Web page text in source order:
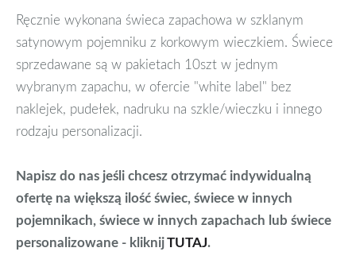
Ręcznie wykonana świeca zapachowa w szklanym
satynowym pojemniku z korkowym wieczkiem. Świece
sprzedawane są w pakietach 10szt w jednym
wybranym zapachu, w ofercie "white label" bez
naklejek, pudełek, nadruku na szkle/wieczku i innego
rodzaju personalizacji.
Napisz do nas jeśli chcesz otrzymać indywidualną
ofertę na większą ilość świec, świece w innych
pojemnikach, świece w innych zapachach lub świece
personalizowane - kliknijTUTAJ.